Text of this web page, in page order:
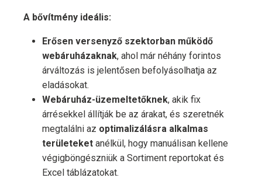
A bővítmény ideális:
Erősen versenyző szektorban működő
webáruházaknak, ahol már néhány forintos
árváltozás is jelentősen befolyásolhatja az
eladásokat.
Webáruház-üzemeltetőknek, akik fix
árrésekkel állítják be az árakat, és szeretnék
megtalálni az optimalizálásra alkalmas
területeket anélkül, hogy manuálisan kellene
végigböngészniük a Sortiment reportokat és
Excel táblázatokat.